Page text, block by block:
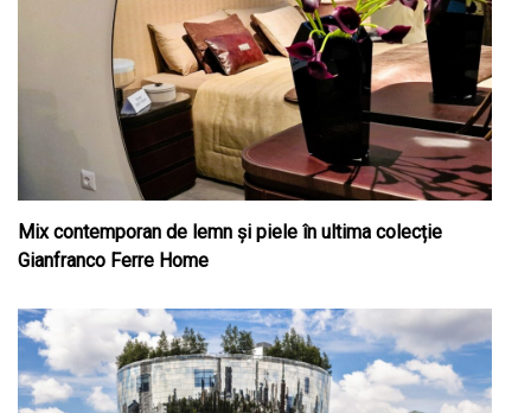
Mix contemporan de lemn şi piele în ultima colecție
Gianfranco Ferre Home